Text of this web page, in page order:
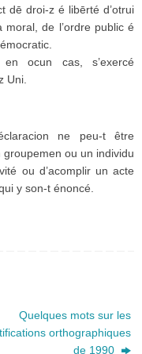
dē droi-z é libērté d’otrui
de l’ordre public é
ocun cas, s’exercé
Uni.
ne peu-t être
ou un individu
ou d’acomplir un acte
y son-t énoncé.
Quelques mots sur les
orthographiques
de 1990